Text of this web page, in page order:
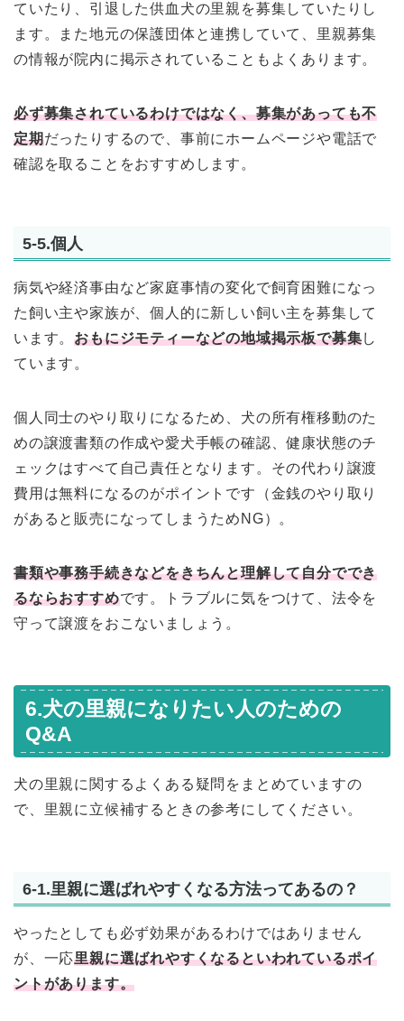
ていたり、引退した供血犬の里親を募集していたりし
ます。また地元の保護団体と連携していて、里親募集
の情報が院内に掲示されていることもよくあります。
必ず募集されているわけではなく、募集があっても不
定期だったりするので、事前にホームページや電話で
確認を取ることをおすすめします。
5-5.個人
病気や経済事由など家庭事情の変化で飼育困難になっ
た飼い主や家族が、個人的に新しい飼い主を募集して
います。おもにジモティーなどの地域掲示板で募集し
ています。
個人同士のやり取りになるため、犬の所有権移動のた
めの譲渡書類の作成や愛犬手帳の確認、健康状態のチ
ェックはすべて自己責任となります。その代わり譲渡
費用は無料になるのがポイントです（金銭のやり取り
があると販売になってしまうためNG）。
書類や事務手続きなどをきちんと理解して自分ででき
るならおすすめです。トラブルに気をつけて、法令を
守って譲渡をおこないましょう。
6.犬の里親になりたい人のための
Q&A
犬の里親に関するよくある疑問をまとめていますの
で、里親に立候補するときの参考にしてください。
6-1.里親に選ばれやすくなる方法ってあるの？
やったとしても必ず効果があるわけではありません
が、一応里親に選ばれやすくなるといわれているポイ
ントがあります。